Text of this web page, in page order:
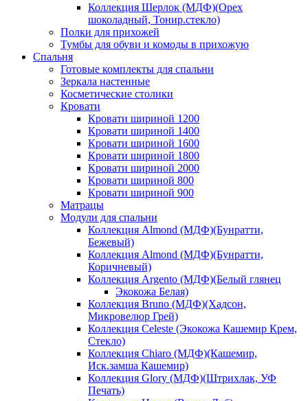
Коллекция Шерлок (МДФ)(Орех
шоколадный, Тонир.стекло)
Полки для прихожей
Тумбы для обуви и комоды в прихожую
Спальня
Готовые комплекты для спальни
Зеркала настенные
Косметические столики
Кровати
Кровати шириной 1200
Кровати шириной 1400
Кровати шириной 1600
Кровати шириной 1800
Кровати шириной 2000
Кровати шириной 800
Кровати шириной 900
Матрацы
Модули для спальни
Коллекция Almond (МДФ)(Бунратти,
Бежевый)
Коллекция Almond (МДФ)(Бунратти,
Коричневый)
Коллекция Argento (МДФ)(Белый глянец
Экокожа Белая)
Коллекция Bruno (МДФ)(Хадсон,
Микровелюр Грей)
Коллекция Celeste (Экокожа Кашемир Крем,
Стекло)
Коллекция Chiaro (МДФ)(Кашемир,
Иск.замша Кашемир)
Коллекция Glory (МДФ)(Штрихлак, УФ
Печать)